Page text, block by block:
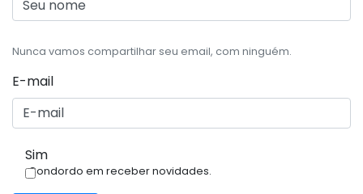
Nunca vamos compartilhar seu email, com ninguém.
E-mail
Sim
Condordo em receber novidades.